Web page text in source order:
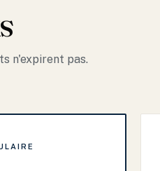
n'expirent pas.